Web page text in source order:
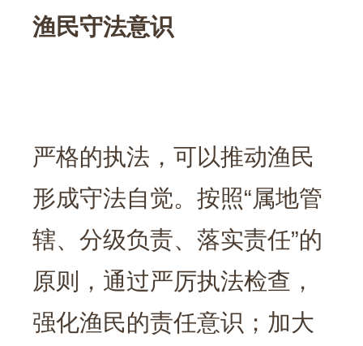
渔民守法意识
严格的执法，可以推动渔民
形成守法自觉。按照“属地管
辖、分级负责、落实责任”的
原则，通过严厉执法检查，
强化渔民的责任意识；加大